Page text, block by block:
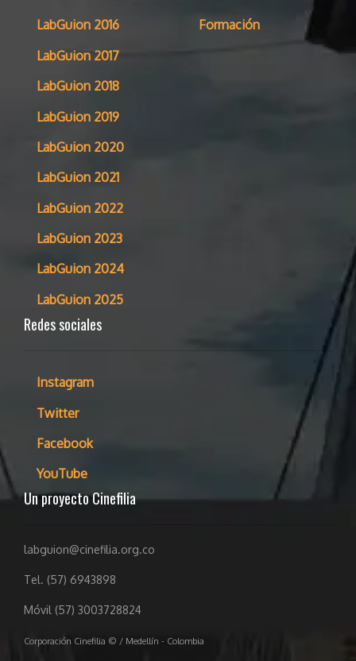
LabGuion 2016
LabGuion 2017
LabGuion 2018
LabGuion 2019
LabGuion 2020
LabGuion 2021
LabGuion 2022
LabGuion 2023
LabGuion 2024
LabGuion 2025
Formación
Redes sociales
Instagram
Twitter
Facebook
YouTube
Un proyecto Cinefilia
labguion@cinefilia.org.co
Tel. (57) 6943898
Móvil (57) 3003728824
Corporación Cinefilia © / Medellín - Colombia